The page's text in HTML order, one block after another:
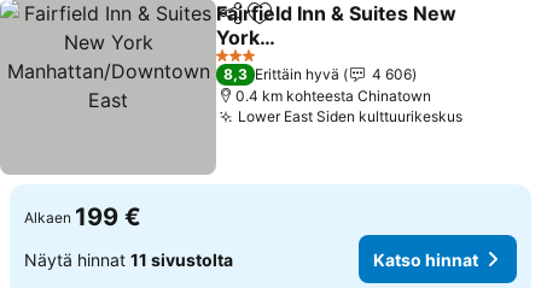
Jaa Lisää suosikkeihin
Fairfield Inn & Suites New
York
Manhattan/Downtown
East
3 Tähtiluokitus
8,3 Erittäin hyvä
4 606
0.4 km kohteesta Chinatown
Lower East Siden kulttuurikeskus
Alkaen 199 €
Näytä hinnat 11 sivustolta Katso hinnat